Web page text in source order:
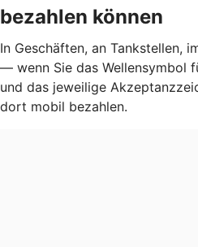
bezahlen können
In Geschäften, an Tankstellen,
— wenn Sie das Wellensymbol
und das jeweilige
dort mobil bezahlen.